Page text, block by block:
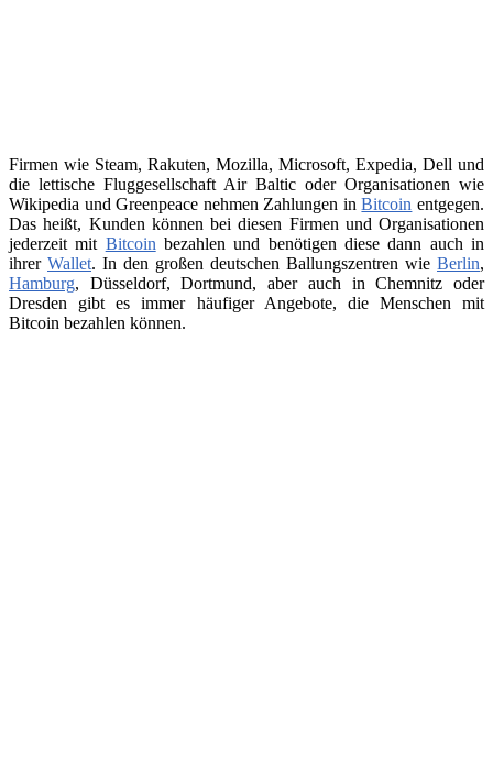
Firmen wie Steam, Rakuten, Mozilla, Microsoft, Expedia, Dell und
die lettische Fluggesellschaft Air Baltic oder Organisationen wie
Wikipedia und Greenpeace nehmen Zahlungen inBitcoin entgegen.
Das heißt, Kunden können bei diesen Firmen und Organisationen
jederzeit mit Bitcoin bezahlen und benötigen diese dann auch in
ihrer Wallet. In den großen deutschen Ballungszentren wie Berlin,
Hamburg, Düsseldorf, Dortmund, aber auch in Chemnitz oder
Dresden gibt es immer häufiger Angebote, die Menschen mit
Bitcoin bezahlen können.